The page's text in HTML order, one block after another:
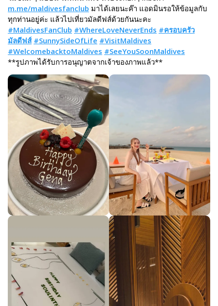
m.me/maldivesfanclub มาได้เลยนะค๊า แอดมินรอให้ข้อมูลกับ
ทุกท่านอยู่ค่ะ แล้วไปเที่ยวมัลดีฟส์ด้วยกันนะคะ
#MaldivesFanClub #WhereLoveNeverEnds #ครอบครัว
มัลดีฟส์ #SunnySideOfLife #VisitMaldives
#WelcomebacktoMaldives #SeeYouSoonMaldives
**รูปภาพได้รับการอนุญาตจากเจ้าของภาพแล้ว**